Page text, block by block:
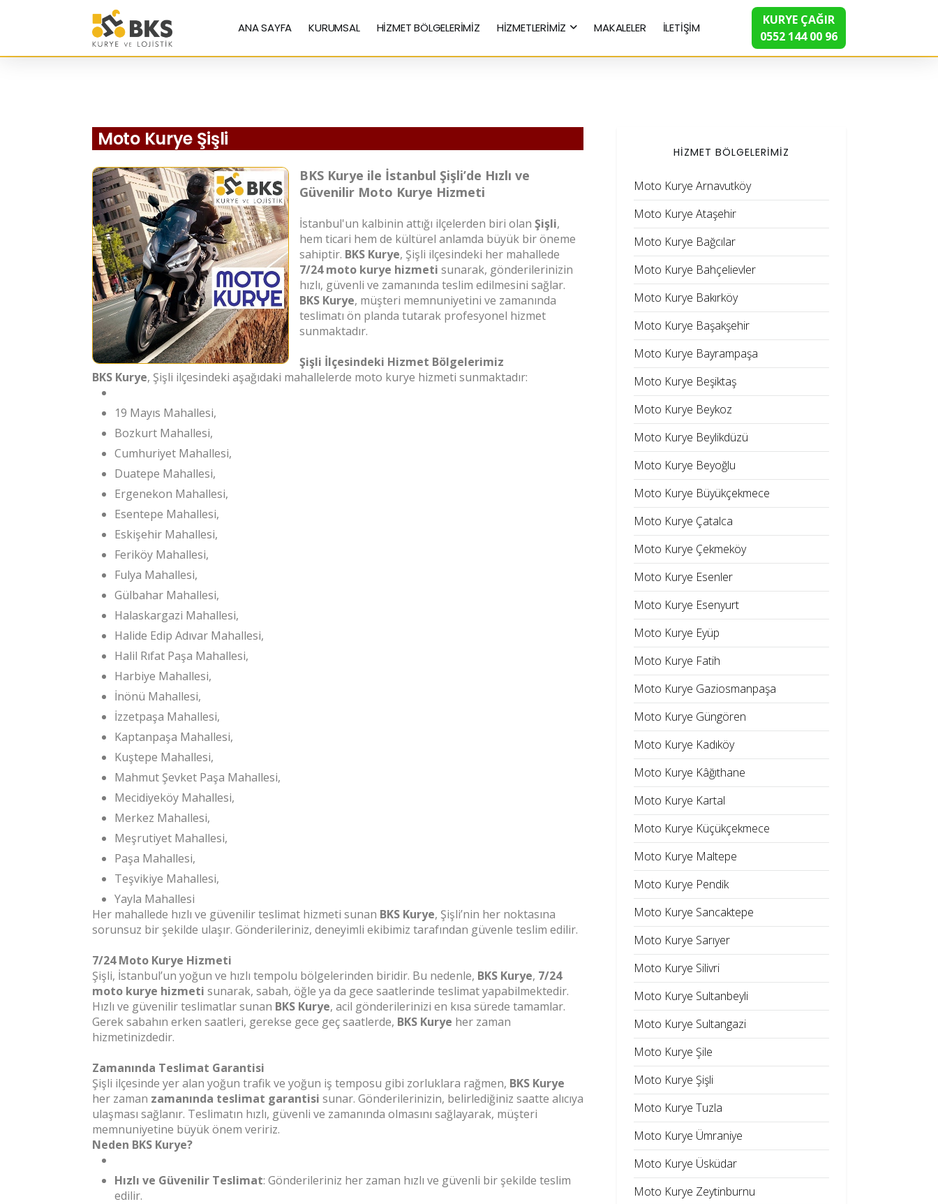
ANA SAYFA KURUMSAL HİZMET BÖLGELERİMİZ HİZMETLERİMİZ MAKALELER İLETİŞİM
KURYE ÇAĞIR
0552 144 00 96
Moto Kurye Şişli
BKS Kurye ile İstanbul Şişli’de Hızlı ve
Güvenilir Moto Kurye Hizmeti
İstanbul'un kalbinin attığı ilçelerden biri olan Şişli,
hem ticari hem de kültürel anlamda büyük bir öneme
sahiptir. BKS Kurye, Şişli ilçesindeki her mahallede
7/24 moto kurye hizmeti sunarak, gönderilerinizin
hızlı, güvenli ve zamanında teslim edilmesini sağlar.
BKS Kurye, müşteri memnuniyetini ve zamanında
teslimatı ön planda tutarak profesyonel hizmet
sunmaktadır.
Şişli İlçesindeki Hizmet Bölgelerimiz
BKS Kurye, Şişli ilçesindeki aşağıdaki mahallelerde moto kurye hizmeti sunmaktadır:
19 Mayıs Mahallesi,
Bozkurt Mahallesi,
Cumhuriyet Mahallesi,
Duatepe Mahallesi,
Ergenekon Mahallesi,
Esentepe Mahallesi,
Eskişehir Mahallesi,
Feriköy Mahallesi,
Fulya Mahallesi,
Gülbahar Mahallesi,
Halaskargazi Mahallesi,
Halide Edip Adıvar Mahallesi,
Halil Rıfat Paşa Mahallesi,
Harbiye Mahallesi,
İnönü Mahallesi,
İzzetpaşa Mahallesi,
Kaptanpaşa Mahallesi,
Kuştepe Mahallesi,
Mahmut Şevket Paşa Mahallesi,
Mecidiyeköy Mahallesi,
Merkez Mahallesi,
Meşrutiyet Mahallesi,
Paşa Mahallesi,
Teşvikiye Mahallesi,
Yayla Mahallesi
Her mahallede hızlı ve güvenilir teslimat hizmeti sunan BKS Kurye, Şişli’nin her noktasına
sorunsuz bir şekilde ulaşır. Gönderileriniz, deneyimli ekibimiz tarafından güvenle teslim edilir.
7/24 Moto Kurye Hizmeti
Şişli, İstanbul’un yoğun ve hızlı tempolu bölgelerinden biridir. Bu nedenle, BKS Kurye, 7/24
moto kurye hizmeti sunarak, sabah, öğle ya da gece saatlerinde teslimat yapabilmektedir.
Hızlı ve güvenilir teslimatlar sunan BKS Kurye, acil gönderilerinizi en kısa sürede tamamlar.
Gerek sabahın erken saatleri, gerekse gece geç saatlerde, BKS Kurye her zaman
hizmetinizdedir.
Zamanında Teslimat Garantisi
Şişli ilçesinde yer alan yoğun trafik ve yoğun iş temposu gibi zorluklara rağmen, BKS Kurye
her zaman zamanında teslimat garantisi sunar. Gönderilerinizin, belirlediğiniz saatte alıcıya
ulaşması sağlanır. Teslimatın hızlı, güvenli ve zamanında olmasını sağlayarak, müşteri
memnuniyetine büyük önem veririz.
Neden BKS Kurye?
Hızlı ve Güvenilir Teslimat: Gönderileriniz her zaman hızlı ve güvenli bir şekilde teslim
edilir.
HİZMET BÖLGELERİMİZ
Moto Kurye Arnavutköy
Moto Kurye Ataşehir
Moto Kurye Bağcılar
Moto Kurye Bahçelievler
Moto Kurye Bakırköy
Moto Kurye Başakşehir
Moto Kurye Bayrampaşa
Moto Kurye Beşiktaş
Moto Kurye Beykoz
Moto Kurye Beylikdüzü
Moto Kurye Beyoğlu
Moto Kurye Büyükçekmece
Moto Kurye Çatalca
Moto Kurye Çekmeköy
Moto Kurye Esenler
Moto Kurye Esenyurt
Moto Kurye Eyüp
Moto Kurye Fatih
Moto Kurye Gaziosmanpaşa
Moto Kurye Güngören
Moto Kurye Kadıköy
Moto Kurye Kâğıthane
Moto Kurye Kartal
Moto Kurye Küçükçekmece
Moto Kurye Maltepe
Moto Kurye Pendik
Moto Kurye Sancaktepe
Moto Kurye Sarıyer
Moto Kurye Silivri
Moto Kurye Sultanbeyli
Moto Kurye Sultangazi
Moto Kurye Şile
Moto Kurye Şişli
Moto Kurye Tuzla
Moto Kurye Ümraniye
Moto Kurye Üsküdar
Moto Kurye Zeytinburnu